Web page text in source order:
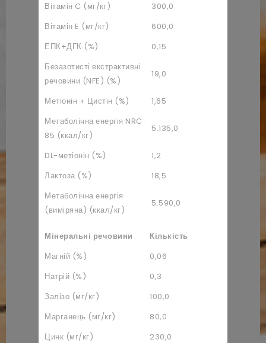
Вітамін C (мг/кг)
300,0
Вітамін E (мг/кг)
600,0
ЕПК+ДГК (%)
0,15
Безазотисті екстрактивні
речовини (NFE) (%)
19,0
Метіонін + Цистін (%)
1,65
Метаболічна енергія NRC
85 (ккал/кг)
5.135,0
DL-метіонін (%)
1,2
Лактоза (%)
18,5
Метаболічна енергія
(виміряна) (ккал/кг)
5.590,0
Мінеральні речовини
Кількість
Магній (%)
0,06
Натрій (%)
0,3
Залізо (мг/кг)
100,0
Марганець (мг/кг)
80,0
Цинк (мг/кг)
230,0